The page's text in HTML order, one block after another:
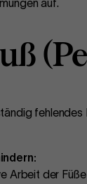
auf.
fehlendes
Arbeit der